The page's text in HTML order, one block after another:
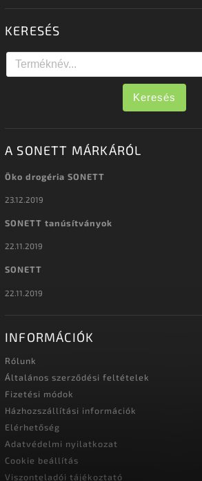
KERESÉS
Keresés
A SONETT MÁRKÁRÓL
Öko drogéria SONETT
23.12.2019
SONETT tanúsítványok
22.11.2019
SONETT
22.11.2019
INFORMÁCIÓK
Rólunk
Általános szerződési feltételek
Fizetési módok
Házhozszállítási információk
Elérhetőség
Adatvédelmi nyilatkozat
Cookie beállítás
Viszonteladói tájékoztató